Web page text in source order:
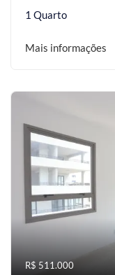
1 Quarto
Mais informações
R$ 511.000